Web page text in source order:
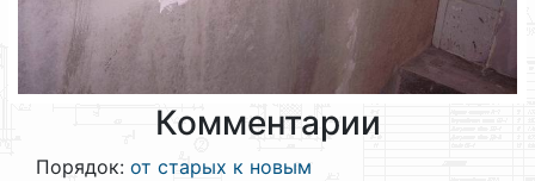
Комментарии
Порядок: от старых к новым